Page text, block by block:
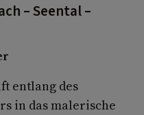
– Seental –
entlang des
in das malerische